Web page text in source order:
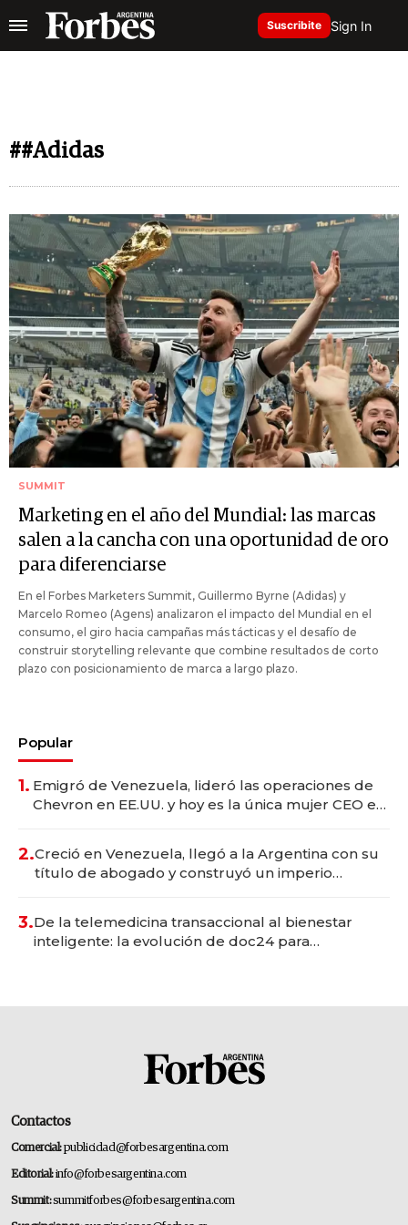
Suscribite Sign In
##Adidas
SUMMIT
Marketing en el año del Mundial: las marcas
salen a la cancha con una oportunidad de oro
para diferenciarse
En el Forbes Marketers Summit, Guillermo Byrne (Adidas) y
Marcelo Romeo (Agens) analizaron el impacto del Mundial en el
consumo, el giro hacia campañas más tácticas y el desafío de
construir storytelling relevante que combine resultados de corto
plazo con posicionamiento de marca a largo plazo.
Popular
1. Emigró de Venezuela, lideró las operaciones de
Chevron en EE.UU. y hoy es la única mujer CEO en
2.Creció en Venezuela, llegó a la Argentina con su
título de abogado y construyó un imperio
3.De la telemedicina transaccional al bienestar
inteligente: la evolución de doc24 para
Contactos
Comercial:publicidad@forbesargentina.com
Editorial:info@forbesargentina.com
Summit:summitforbes@forbesargentina.com